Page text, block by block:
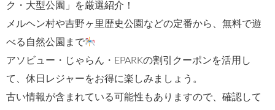
ク・大型公園」を厳選紹介！
メルヘン村や吉野ヶ里歴史公園などの定番から、無料で遊
べる自然公園まで
アソビュー・じゃらん・EPARKの割引クーポンを活用し
て、休日レジャーをお得に楽しみましょう。
古い情報が含まれている可能性もありますので、確認して